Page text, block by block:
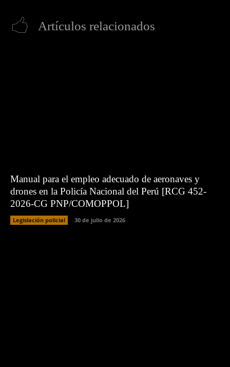
Artículos relacionados
Manual para el empleo adecuado de aeronaves y
drones en la Policía Nacional del Perú [RCG 452-
2026-CG PNP/COMOPPOL]
Legislación policial 30 de julio de 2026